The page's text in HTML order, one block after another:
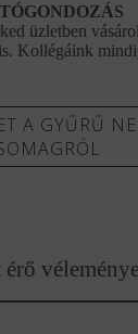
üzletben
Kollégáink
A GYŰRŰ